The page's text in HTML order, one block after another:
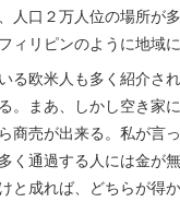
人口２万人位の場所が
ィリピンのように地域
る欧米人も多く紹介さ
。まあ、しかし空き家
商売が出来る。私が言
く通過する人には金が
と成れば、どちらが得